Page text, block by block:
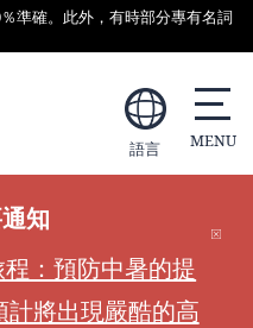
準確。此外，有時部分專有名詞
語言
知
程：預防中暑的提
將出現嚴酷的高